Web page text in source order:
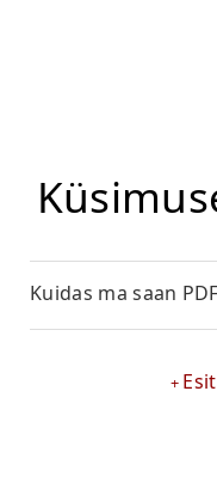
Kuidas ma saan